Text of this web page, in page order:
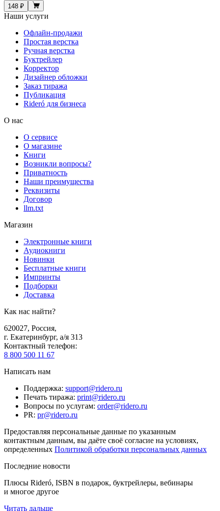
148 ₽
Наши услуги
Офлайн-продажи
Простая верстка
Ручная верстка
Буктрейлер
Корректор
Дизайнер обложки
Заказ тиража
Публикация
Rideró для бизнеса
О нас
О сервисе
О магазине
Книги
Возникли вопросы?
Приватность
Наши преимущества
Реквизиты
Договор
llm.txt
Магазин
Электронные книги
Аудиокниги
Новинки
Бесплатные книги
Импринты
Подборки
Доставка
Как нас найти?
620027, Россия,
г. Екатеринбург, а/я 313
Контактный телефон:
8 800 500 11 67
Написать нам
Поддержка: support@ridero.ru
Печать тиража: print@ridero.ru
Вопросы по услугам: order@ridero.ru
PR: pr@ridero.ru
Предоставляя персональные данные по указанным
контактным данным, вы даёте своё согласие на условиях,
определенных Политикой обработки персональных данных
Последние новости
Плюсы Rideró, ISBN в подарок, буктрейлеры, вебинары
и многое другое
Читать дальше